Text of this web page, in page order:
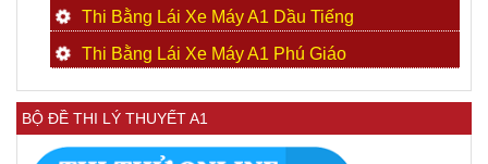
Thi Bằng Lái Xe Máy A1 Dầu Tiếng
Thi Bằng Lái Xe Máy A1 Phú Giáo
BỘ ĐỀ THI LÝ THUYẾT A1